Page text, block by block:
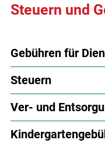
Steuern und
Gebühren für
Steuern
Ver- und